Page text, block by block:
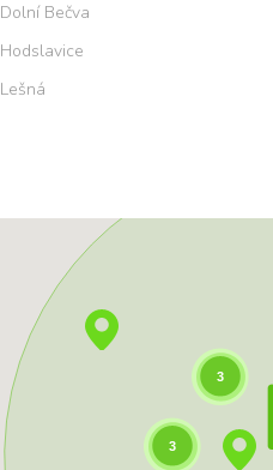
Dolní Bečva
Hodslavice
Lešná
3
3